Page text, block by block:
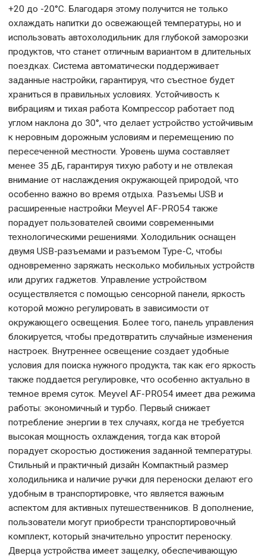
+20 до -20°С. Благодаря этому получится не только
охлаждать напитки до освежающей температуры, но и
использовать автохолодильник для глубокой заморозки
продуктов, что станет отличным вариантом в длительных
поездках. Система автоматически поддерживает
заданные настройки, гарантируя, что съестное будет
храниться в правильных условиях. Устойчивость к
вибрациям и тихая работа Компрессор работает под
углом наклона до 30°, что делает устройство устойчивым
к неровным дорожным условиям и перемещению по
пересеченной местности. Уровень шума составляет
менее 35 дБ, гарантируя тихую работу и не отвлекая
внимание от наслаждения окружающей природой, что
особенно важно во время отдыха. Разъемы USB и
расширенные настройки Meyvel AF-PRO54 также
порадует пользователей своими современными
технологическими решениями. Холодильник оснащен
двумя USB-разъемами и разъемом Type-C, чтобы
одновременно заряжать несколько мобильных устройств
или других гаджетов. Управление устройством
осуществляется с помощью сенсорной панели, яркость
которой можно регулировать в зависимости от
окружающего освещения. Более того, панель управления
блокируется, чтобы предотвратить случайные изменения
настроек. Внутреннее освещение создает удобные
условия для поиска нужного продукта, так как его яркость
также поддается регулировке, что особенно актуально в
темное время суток. Meyvel AF-PRO54 имеет два режима
работы: экономичный и турбо. Первый снижает
потребление энергии в тех случаях, когда не требуется
высокая мощность охлаждения, тогда как второй
порадует скоростью достижения заданной температуры.
Стильный и практичный дизайн Компактный размер
холодильника и наличие ручки для переноски делают его
удобным в транспортировке, что является важным
аспектом для активных путешественников. В дополнение,
пользователи могут приобрести транспортировочный
комплект, который значительно упростит переноску.
Дверца устройства имеет защелку, обеспечивающую